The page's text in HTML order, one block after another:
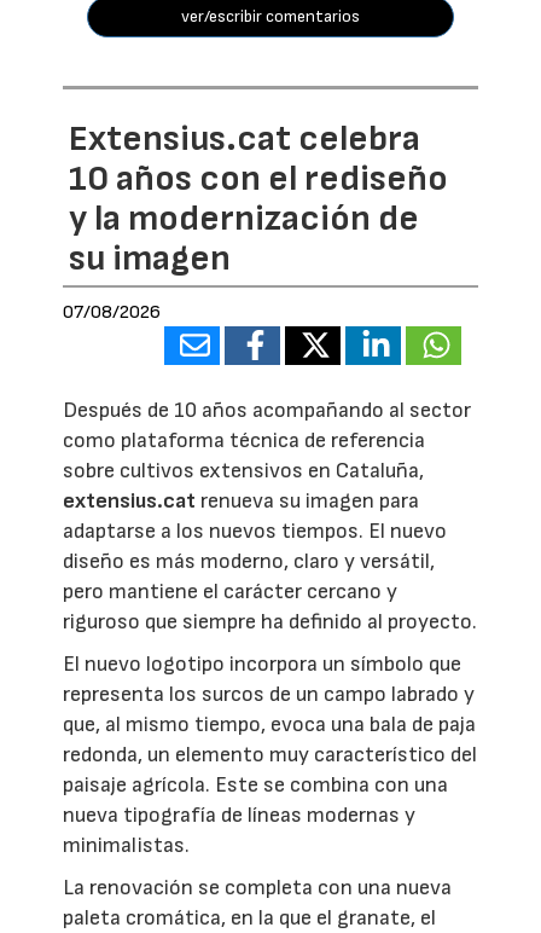
ver/escribir comentarios
Extensius.cat celebra
10 años con el rediseño
y la modernización de
su imagen
07/08/2026
Después de 10 años acompañando al sector
como plataforma técnica de referencia
sobre cultivos extensivos en Cataluña,
extensius.cat renueva su imagen para
adaptarse a los nuevos tiempos. El nuevo
diseño es más moderno, claro y versátil,
pero mantiene el carácter cercano y
riguroso que siempre ha definido al proyecto.
El nuevo logotipo incorpora un símbolo que
representa los surcos de un campo labrado y
que, al mismo tiempo, evoca una bala de paja
redonda, un elemento muy característico del
paisaje agrícola. Este se combina con una
nueva tipografía de líneas modernas y
minimalistas.
La renovación se completa con una nueva
paleta cromática, en la que el granate, el